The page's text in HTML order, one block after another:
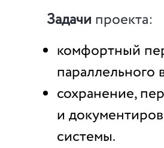
Задачи проекта:
комфортный
параллельного
сохранение,
и
системы.